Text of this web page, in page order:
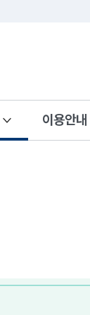
이용안내